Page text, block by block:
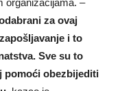
organizacijama. –
za ovaj
i to
Sve su to
pomoći obezbijediti